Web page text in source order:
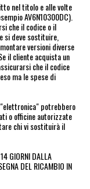
nel titolo e alle volte
AV6N10300DC).
che il codice o il
si deve sostituire,
versioni diverse
il cliente acquista un
che il codice
ma le spese di
potrebbero
o officine autorizzate
chi vi sostituirà il
GIORNI DALLA
DEL RICAMBIO IN